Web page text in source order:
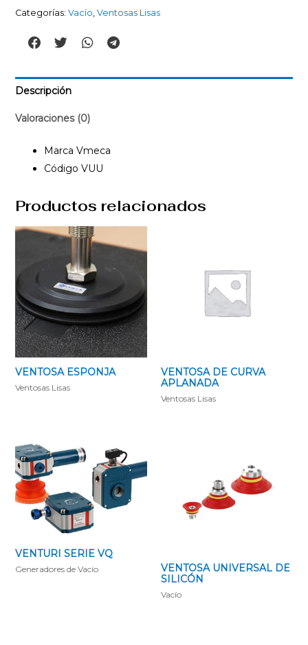
Categorías: Vacío, Ventosas Lisas
Descripción
Valoraciones (0)
Marca Vmeca
Código VUU
Productos relacionados
VENTOSA ESPONJA
Ventosas Lisas
VENTOSA DE CURVA
APLANADA
Ventosas Lisas
VENTURI SERIE VQ
Generadores de Vací­o
VENTOSA UNIVERSAL DE
SILICÓN
Vacío